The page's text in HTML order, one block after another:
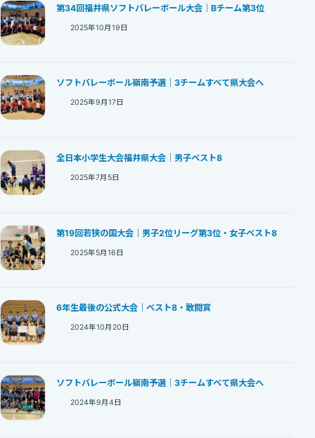
第34回福井県ソフトバレーボール大会｜Bチーム第3位
2025年10月19日
ソフトバレーボール嶺南予選｜3チームすべて県大会へ
2025年9月17日
全日本小学生大会福井県大会｜男子ベスト8
2025年7月5日
第19回若狭の国大会｜男子2位リーグ第3位・女子ベスト8
2025年5月16日
6年生最後の公式大会｜ベスト8・敢闘賞
2024年10月20日
ソフトバレーボール嶺南予選｜3チームすべて県大会へ
2024年9月4日